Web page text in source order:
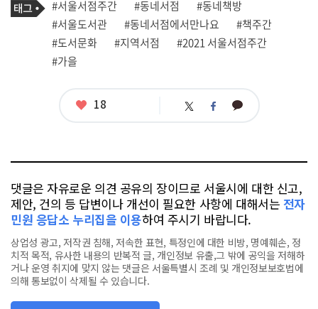
필 사
관
련
태
그
태
그
#서울서점주간 #동네서점
#동네책방
#서울도서관
#동네서점에서만나요
#책주간
#도서문화
#지역서점
#2021 서울서점주간
#가을
좋
18 트 페 카
댓글은 자유로운 의견 공유의 장이므로 서울시에 대한 신고,
제안, 건의 등 답변이나 개선이 필요한 사항에 대해서는 전자
민원 응답소 누리집을 이용하여 주시기 바랍니다.
상업성 광고, 저작권 침해, 저속한 표현, 특정인에 대한 비방, 명예훼손, 정
치적 목적, 유사한 내용의 반복적 글, 개인정보 유출,그 밖에 공익을 저해하
거나 운영 취지에 맞지 않는 댓글은 서울특별시 조례 및 개인정보보호법에
의해 통보없이 삭제될 수 있습니다.